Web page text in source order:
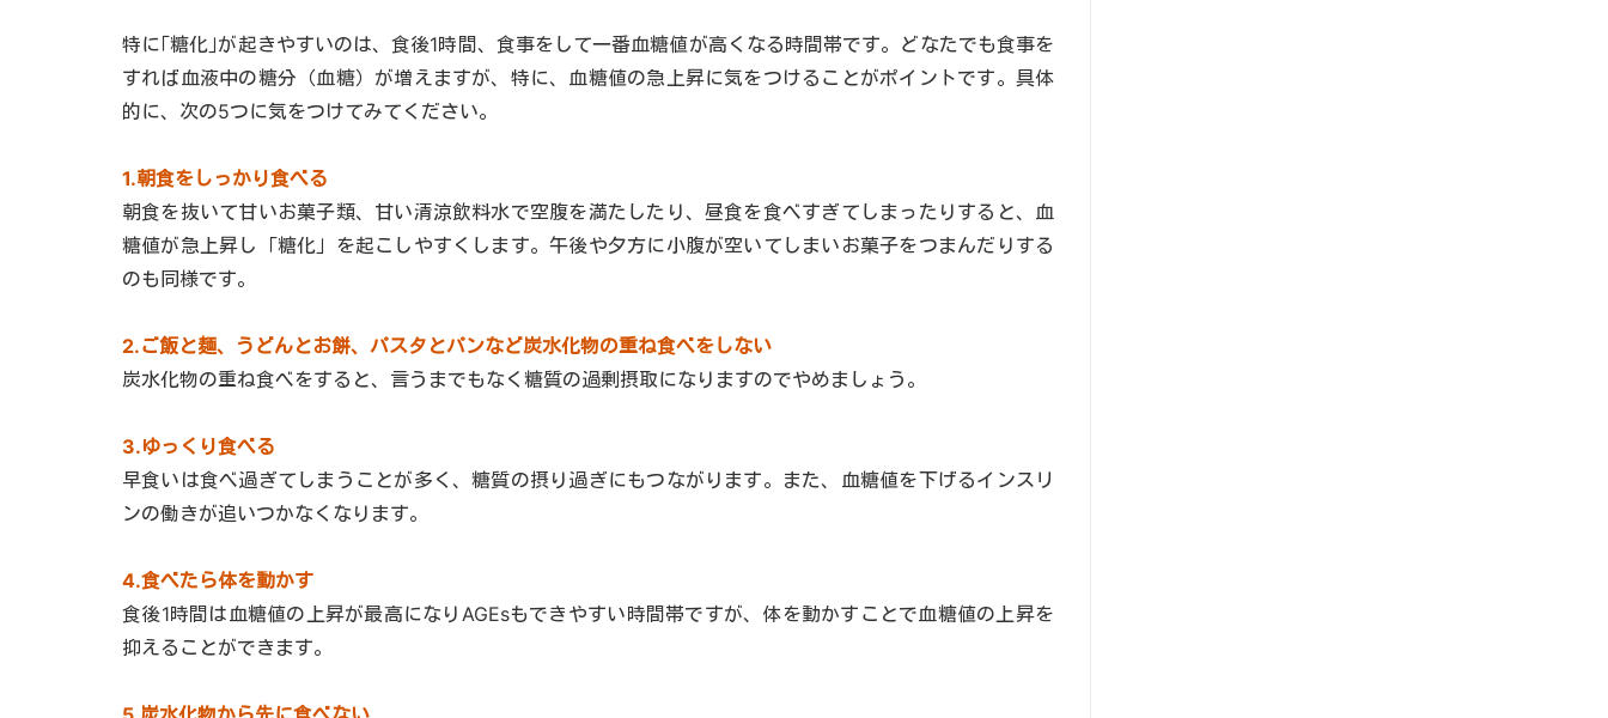
特に｢糖化｣が起きやすいのは、食後1時間、食事をして一番血糖値が高くなる時間帯です。どなたでも食事を
すれば血液中の糖分（血糖）が増えますが、特に、血糖値の急上昇に気をつけることがポイントです。具体
的に、次の5つに気をつけてみてください。
1.朝食をしっかり食べる
朝食を抜いて甘いお菓子類、甘い清涼飲料水で空腹を満たしたり、昼食を食べすぎてしまったりすると、血
糖値が急上昇し「糖化」を起こしやすくします。午後や夕方に小腹が空いてしまいお菓子をつまんだりする
のも同様です。
2.ご飯と麺、うどんとお餅、パスタとパンなど炭水化物の重ね食べをしない
炭水化物の重ね食べをすると、言うまでもなく糖質の過剰摂取になりますのでやめましょう。
3.ゆっくり食べる
早食いは食べ過ぎてしまうことが多く、糖質の摂り過ぎにもつながります。また、血糖値を下げるインスリ
ンの働きが追いつかなくなります。
4.食べたら体を動かす
食後1時間は血糖値の上昇が最高になりAGEsもできやすい時間帯ですが、体を動かすことで血糖値の上昇を
抑えることができます。